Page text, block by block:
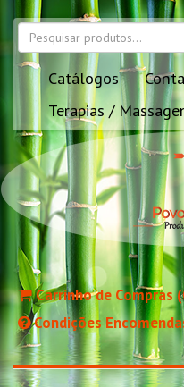
Catálogos
Terapias /
Carrinho de Compras
Condições